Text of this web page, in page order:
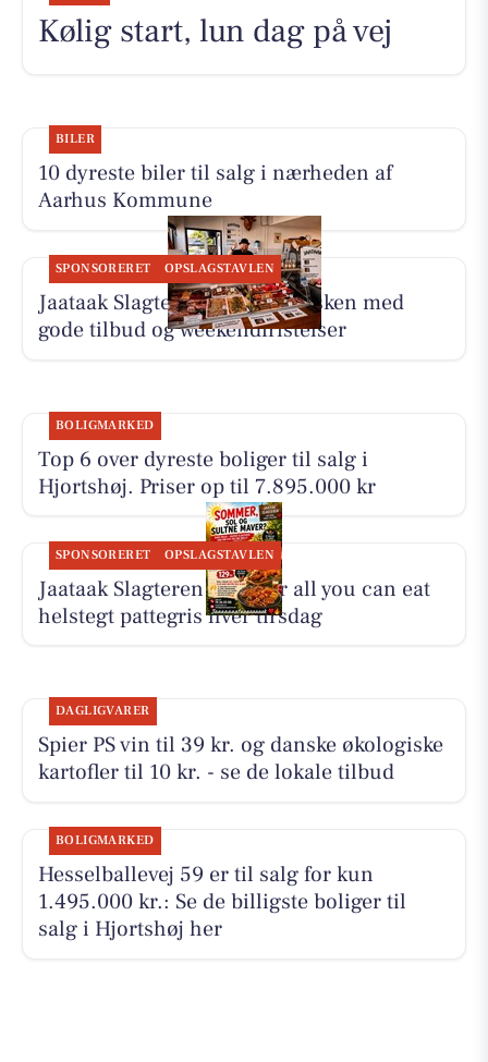
Kølig start, lun dag på vej
BILER
10 dyreste biler til salg i nærheden af
Aarhus Kommune
SPONSORERET OPSLAGSTAVLEN
Jaataak Slagteren har fyldt disken med
gode tilbud og weekendfristelser
BOLIGMARKED
Top 6 over dyreste boliger til salg i
Hjortshøj. Priser op til 7.895.000 kr
SPONSORERET OPSLAGSTAVLEN
Jaataak Slagteren serverer all you can eat
helstegt pattegris hver tirsdag
DAGLIGVARER
Spier PS vin til 39 kr. og danske økologiske
kartofler til 10 kr. - se de lokale tilbud
BOLIGMARKED
Hesselballevej 59 er til salg for kun
1.495.000 kr.: Se de billigste boliger til
salg i Hjortshøj her